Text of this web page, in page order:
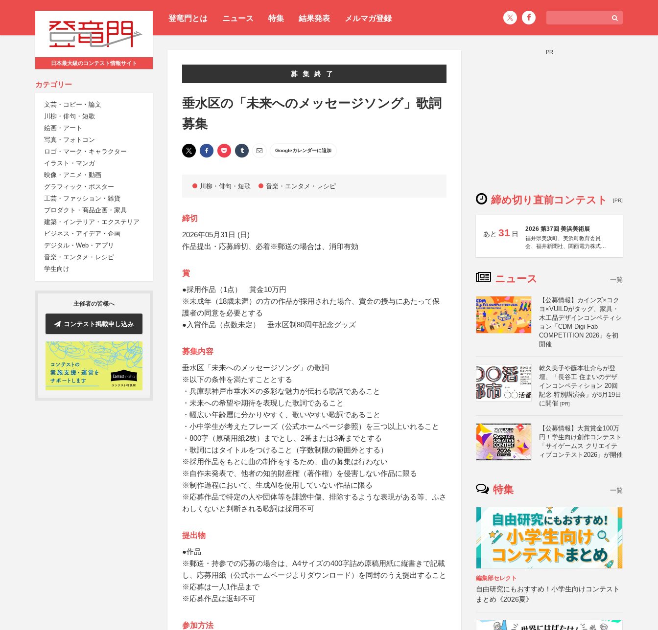
登竜門とは ニュース 特集 結果発表 メルマガ登録
日本最大級のコンテスト情報サイト
カテゴリー
文芸・コピー・論文
川柳・俳句・短歌
絵画・アート
写真・フォトコン
ロゴ・マーク・キャラクター
イラスト・マンガ
映像・アニメ・動画
グラフィック・ポスター
工芸・ファッション・雑貨
プロダクト・商品企画・家具
建築・インテリア・エクステリア
ビジネス・アイデア・企画
デジタル・Web・アプリ
音楽・エンタメ・レシピ
学生向け
主催者の皆様へ
コンテスト掲載申し込み
募集終了
垂水区の「未来へのメッセージソング」歌詞
募集
Googleカレンダーに追加
川柳・俳句・短歌 音楽・エンタメ・レシピ
締切
2026年05月31日 (日)
作品提出・応募締切、必着※郵送の場合は、消印有効
賞
●採用作品（1点） 賞金10万円
※未成年（18歳未満）の方の作品が採用された場合、賞金の授与にあたって保
護者の同意を必要とする
●入賞作品（点数未定） 垂水区制80周年記念グッズ
募集内容
垂水区「未来へのメッセージソング」の歌詞
※以下の条件を満たすこととする
・兵庫県神戸市垂水区の多彩な魅力が伝わる歌詞であること
・未来への希望や期待を表現した歌詞であること
・幅広い年齢層に分かりやすく、歌いやすい歌詞であること
・小中学生が考えたフレーズ（公式ホームページ参照）を三つ以上いれること
・800字（原稿用紙2枚）までとし、2番または3番までとする
・歌詞にはタイトルをつけること（字数制限の範囲外とする）
※採用作品をもとに曲の制作をするため、曲の募集は行わない
※自作未発表で、他者の知的財産権（著作権）を侵害しない作品に限る
※制作過程において、生成AIを使用していない作品に限る
※応募作品で特定の人や団体等を誹謗中傷、排除するような表現がある等、ふさ
わしくないと判断される歌詞は採用不可
提出物
●作品
※郵送・持参での応募の場合は、A4サイズの400字詰め原稿用紙に縦書きで記載
し、応募用紙（公式ホームページよりダウンロード）を同封のうえ提出すること
※応募は一人1作品まで
※応募作品は返却不可
参加方法
PR
締め切り直前コンテスト [PR]
あと 31 日
2026 第37回 美浜美術展
福井県美浜町、美浜町教育委員
会、福井新聞社、関西電力株式会
ニュース 一覧
【公募情報】カインズ×コク
ヨ×VUILDがタッグ、家具・
木工品デザインコンペティシ
ョン「CDM Digi Fab
COMPETITION 2026」を初
開催
乾久美子や藤本壮介らが登
壇、「長谷工 住まいのデザ
インコンペティション 20回
記念 特別講演会」が8月19日
に開催 [PR]
【公募情報】大賞賞金100万
円！学生向け創作コンテスト
「サイゲームス クリエイテ
ィブコンテスト2026」が開催
特集 一覧
編集部セレクト
自由研究にもおすすめ！小学生向けコンテスト
まとめ《2026夏》